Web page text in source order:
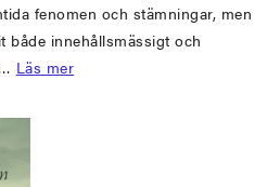
fenomen och stämningar, men
både innehållsmässigt och
Läs mer